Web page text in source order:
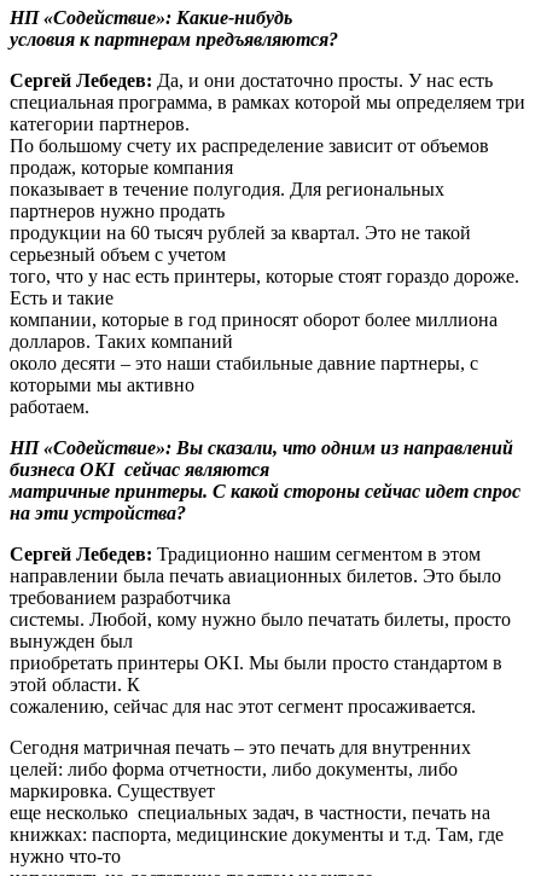
НП «Содействие»: Какие-нибудь
условия к партнерам предъявляются?
Сергей Лебедев: Да, и они достаточно просты. У нас есть
специальная программа, в рамках которой мы определяем три
категории партнеров.
По большому счету их распределение зависит от объемов
продаж, которые компания
показывает в течение полугодия. Для региональных
партнеров нужно продать
продукции на 60 тысяч рублей за квартал. Это не такой
серьезный объем с учетом
того, что у нас есть принтеры, которые стоят гораздо дороже.
Есть и такие
компании, которые в год приносят оборот более миллиона
долларов. Таких компаний
около десяти – это наши стабильные давние партнеры, с
которыми мы активно
работаем.
НП «Содействие»: Вы сказали, что одним из направлений
бизнеса OKIсейчас являются
матричные принтеры. С какой стороны сейчас идет спрос
на эти устройства?
Сергей Лебедев: Традиционно нашим сегментом в этом
направлении была печать авиационных билетов. Это было
требованием разработчика
системы. Любой, кому нужно было печатать билеты, просто
вынужден был
приобретать принтеры OKI. Мы были просто стандартом в
этой области. К
сожалению, сейчас для нас этот сегмент просаживается.
Сегодня матричная печать – это печать для внутренних
целей: либо форма отчетности, либо документы, либо
маркировка. Существует
еще несколько специальных задач, в частности, печать на
книжках: паспорта, медицинские документы и т.д. Там, где
нужно что-то